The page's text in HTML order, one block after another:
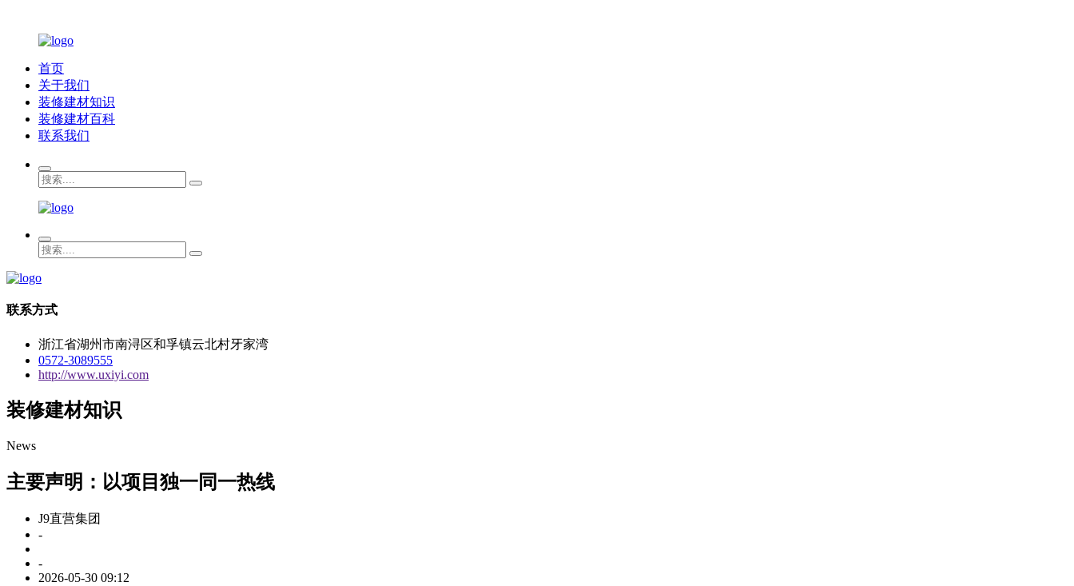
首页
关于我们
装修建材知识
装修建材百科
联系我们
联系方式
浙江省湖州市南浔区和孚镇云北村牙家湾
0572-3089555
http://www.uxiyi.com
装修建材知识
News
主要声明：以项目独一同一热线
J9直营集团
-
-
2026-05-30 09:12